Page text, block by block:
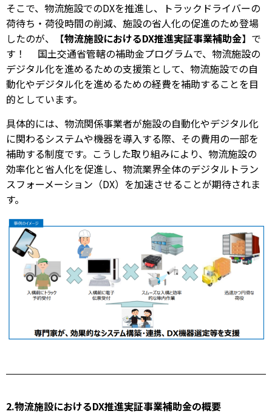
そこで、物流施設でのDXを推進し、トラックドライバーの
荷待ち・荷役時間の削減、施設の省人化の促進のため登場
したのが、【物流施設におけるDX推進実証事業補助金】で
す！ 国土交通省管轄の補助金プログラムで、物流施設の
デジタル化を進めるための支援策として、物流施設での自
動化やデジタル化を進めるための経費を補助することを目
的としています。
具体的には、物流関係事業者が施設の自動化やデジタル化
に関わるシステムや機器を導入する際、その費用の一部を
補助する制度です。こうした取り組みにより、物流施設の
効率化と省人化を促進し、物流業界全体のデジタルトラン
スフォーメーション（DX）を加速させることが期待されま
す。
2.物流施設におけるDX推進実証事業補助金の概要